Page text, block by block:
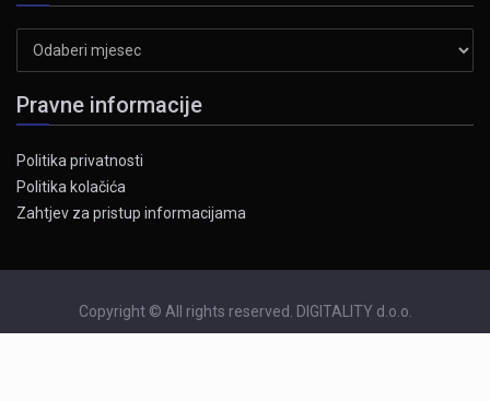
Pravne informacije
Politika privatnosti
Politika kolačića
Zahtjev za pristup informacijama
Copyright © All rights reserved. DIGITALITY d.o.o.